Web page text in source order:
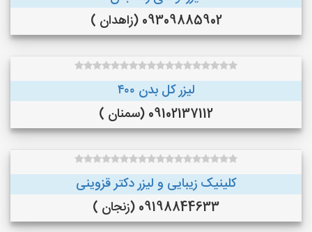
09309885902 (زاهدان )
لیزر کل بدن ۴۰۰
09102137112 (سمنان )
کلینیک زیبایی و لیزر دکتر قزوینی
09198844633 (زنجان )